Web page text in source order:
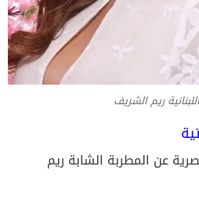
ريم الشريف
عن المطربة الشابة ريم